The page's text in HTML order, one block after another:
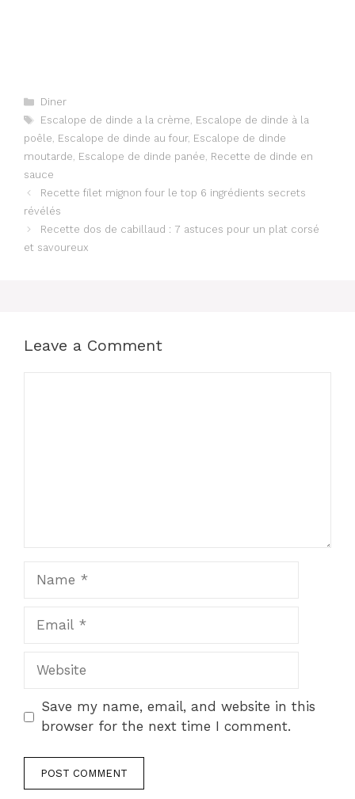
Categories
Diner
Tags
Escalope de dinde a la crème, Escalope de dinde à la
poêle, Escalope de dinde au four, Escalope de dinde
moutarde, Escalope de dinde panée, Recette de dinde en
sauce
Recette filet mignon four le top 6 ingrédients secrets
révélés
Recette dos de cabillaud : 7 astuces pour un plat corsé
et savoureux
Leave a Comment
Website
Save my name, email, and website in this
browser for the next time I comment.